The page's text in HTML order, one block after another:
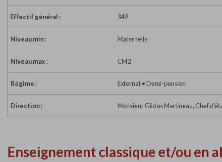
Effectif général : 349
Niveau min : Maternelle
Niveau max : CM2
Régime : Externat • Demi-pension
Direction : Monsieur Gildas Martineau, Chef
Enseignement classique et/ou en